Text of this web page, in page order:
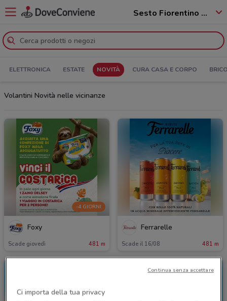
Sesto Fiorentino - 50019
ELETTRONICA ESTATE NOVITÀ CURA CASA E CORPO
Volantini Novità nelle vicinanze
-4 GIORNI
Foxy
Scade giovedì 481 m
Ferrarelle
Scade il 16/08 481 m
Ci importa della tua privacy
Continua senza accettare